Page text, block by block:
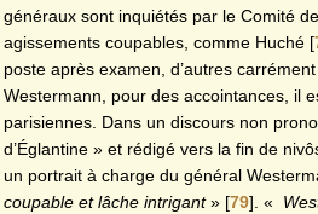
généraux sont inquiétés par le Comité
agissements coupables, comme Huché [
poste après examen, d’autres
Westermann, pour des accointances, il
parisiennes. Dans un discours non
d’Églantine » et rédigé vers la fin de
un portrait à charge du général
coupable et lâche intrigant» [79] . «